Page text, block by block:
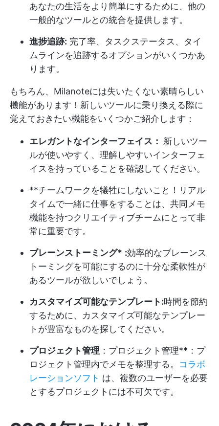
あなたの生活をより簡単にするために、他の
一般的なツールとの統合を提供します。
進捗追跡: 完了率、タスクステータス、タイ
ムラインを追跡するオプションがいくつかあ
ります。
もちろん、Milanoteには失いたくない素晴らしい
機能があります！新しいツールに乗り換える際に
覚えておきたい機能をいくつかご紹介します：
エレガントなインターフェイス： 新しいツー
ルが使いやすく、理解しやすいインターフェ
イスを持っていることを確認してください。
**チームワークを犠牲にしないこと！リアル
タイムで一緒に仕事をすることは、共同メモ
機能を持つクリエイティブチームにとって非
常に重要です。
ブレーンストーミング* :効率的なブレーンス
トーミングを可能にするのに十分な柔軟性が
あるツールが欲しいでしょう。
カスタマイズ可能なテンプレート:時間を節約
するために、カスタマイズ可能なテンプレー
トが豊富なものを探してください。
プロジェクト管理 ：プロジェクト管理**：プ
ロジェクト管理内でメモを整理する。 コラボ
レーションソフト は、複数のユーザーを必要
とするプロジェクトには不可欠です。